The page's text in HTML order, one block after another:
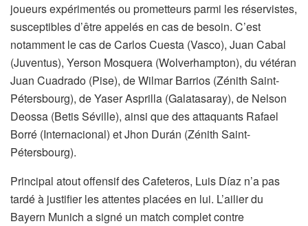
joueurs expérimentés ou prometteurs parmi les réservistes,
susceptibles d’être appelés en cas de besoin. C’est
notamment le cas de Carlos Cuesta (Vasco), Juan Cabal
(Juventus), Yerson Mosquera (Wolverhampton), du vétéran
Juan Cuadrado (Pise), de Wilmar Barrios (Zénith Saint-
Pétersbourg), de Yaser Asprilla (Galatasaray), de Nelson
Deossa (Betis Séville), ainsi que des attaquants Rafael
Borré (Internacional) et Jhon Durán (Zénith Saint-
Pétersbourg).
Principal atout offensif des Cafeteros, Luis Díaz n’a pas
tardé à justifier les attentes placées en lui. L’ailier du
Bayern Munich a signé un match complet contre